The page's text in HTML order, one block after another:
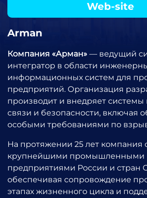
Web-site
Arman
Компания «Арман» — ведущий
интегратор в области
информационных систем для
предприятий. Организация
производит и внедряет
связи и безопасности, включая
особыми требованиями по
На протяжении 25 лет компания
крупнейшими промышленными
предприятиями России и стран
обеспечивая сопровождение
этапах жизненного цикла и